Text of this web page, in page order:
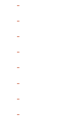
–
–
–
–
–
–
–
–